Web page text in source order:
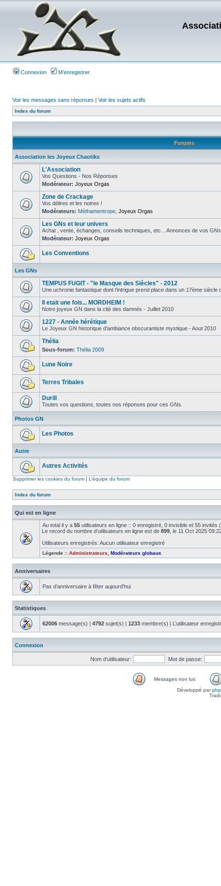
Connexion M’enregistrer
Voir les messages sans réponses | Voir les sujets actifs
Index du forum
Forums
Association les Joyeux Chaotiks
L'Association
Vos Questions - Nos Réponses
Modérateur: Joyeux Orgas
Zone de Crackage
Vos délires et les notres !
Modérateurs: Méthamentrope Joyeux Orgas
Les GNs et leur univers
Achat , vente, échanges, conseils techniques, etc... Annonces de vos
Modérateur: Joyeux Orgas
Les Conventions
Les GNs
TEMPUS FUGIT - "le Masque des Siècles" - 2012
Une uchronie fantastique dont l’intrigue prend place dans un 17ème siècle
Il etait une fois... MORDHEIM !
Notre joyeux GN dans la cité des damnés - Juillet 2010
1227 - Année hérétique
Le Joyeux GN historique d'ambiance obscurantiste mystique - Aout 2010
Thélia
Sous-forum: Thélia 2009
Lune Noire
Terres Tribales
Durill
Toutes vos questions, toutes nos réponses pour ces GNs.
Photos GN
Les Photos
Autre
Autres Activités
Supprimer les cookies du forum | L’équipe du forum
Index du forum
Qui est en ligne
Au total il y a 55 utilisateurs en ligne :: 0 enregistré, 0 invisible et 55 invités
Le record du nombre d’utilisateurs en ligne est de 899 , le 11 Oct 2025
Utilisateurs enregistrés: Aucun utilisateur enregistré
Légende :: Administrateurs Modérateurs globaux
Anniversaires
Pas d’anniversaire à fêter aujourd’hui
Statistiques
62006 message(s) | 4792 sujet(s) | 1233 membre(s) | L’utilisateur
Connexion
Nom d’utilisateur: Mot de passe:
Messages non lus
Développé par